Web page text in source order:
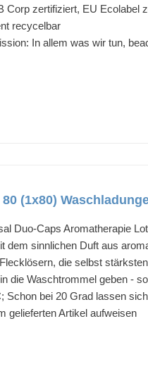
Corp zertifiziert, EU Ecolabel
recycelbar
In allem was wir tun,
(1x80)
Duo-Caps Aromatherapie
sinnlichen Duft aus
die selbst
die Waschtrommel geben -
Schon bei 20 Grad lassen
gelieferten Artikel aufweisen